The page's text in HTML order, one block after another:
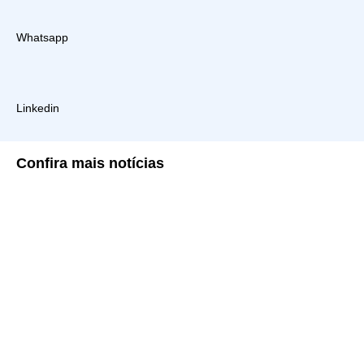
Whatsapp
Linkedin
Confira mais notícias